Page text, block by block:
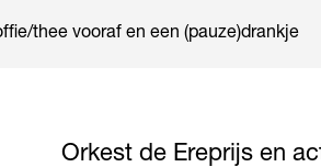
thee vooraf en een (pauze)drankje
Orkest de Ereprijs en